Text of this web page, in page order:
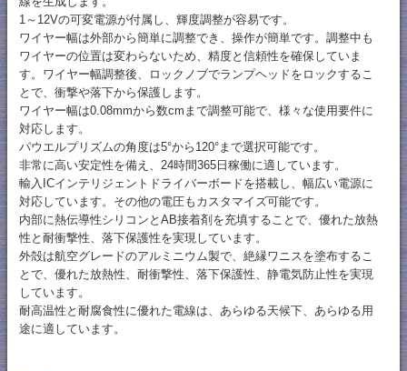
1～12Vの可変電源が付属し、輝度調整が容易です。
ワイヤー幅は外部から簡単に調整でき、操作が簡単です。調整中も
ワイヤーの位置は変わらないため、精度と信頼性を確保していま
す。ワイヤー幅調整後、ロックノブでランプヘッドをロックするこ
とで、衝撃や落下から保護します。
ワイヤー幅は0.08mmから数cmまで調整可能で、様々な使用要件に
対応します。
パウエルプリズムの角度は5°から120°まで選択可能です。
非常に高い安定性を備え、24時間365日稼働に適しています。
輸入ICインテリジェントドライバーボードを搭載し、幅広い電源に
対応しています。その他の電圧もカスタマイズ可能です。
内部に熱伝導性シリコンとAB接着剤を充填することで、優れた放熱
性と耐衝撃性、落下保護性を実現しています。
外殻は航空グレードのアルミニウム製で、絶縁ワニスを塗布するこ
とで、優れた放熱性、耐衝撃性、落下保護性、静電気防止性を実現
しています。
耐高温性と耐腐食性に優れた電線は、あらゆる天候下、あらゆる用
途に適しています。